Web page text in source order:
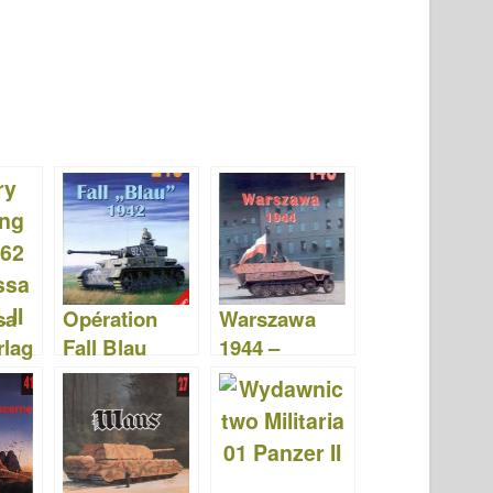
Opération
Fall Blau
1942 –
Wydawnictw
o Militaria 218
Warszawa
1944 –
Wydawnictw
o Militaria 148